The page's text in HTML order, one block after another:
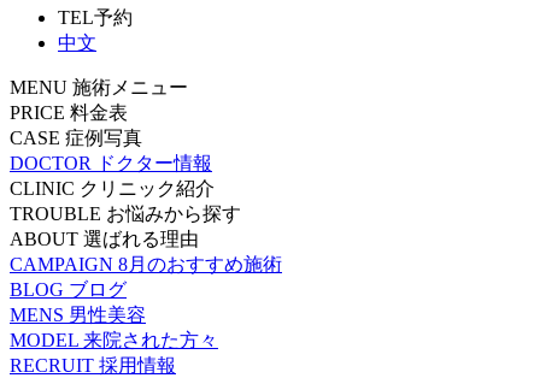
TEL予約
中文
MENU 施術メニュー
PRICE 料金表
CASE 症例写真
DOCTOR
ドクター情報
CLINIC クリニック紹介
TROUBLE お悩みから探す
ABOUT 選ばれる理由
CAMPAIGN 8月のおすすめ施術
BLOG ブログ
MENS 男性美容
MODEL 来院された方々
RECRUIT 採用情報